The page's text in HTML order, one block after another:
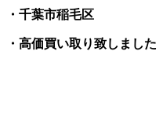
・千葉市稲毛区
・高価買い取り致しました